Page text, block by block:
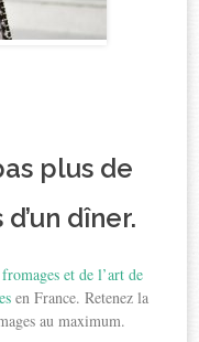
plus de
dîner.
fromages et de l’art de
en France. Retenez la
au maximum.